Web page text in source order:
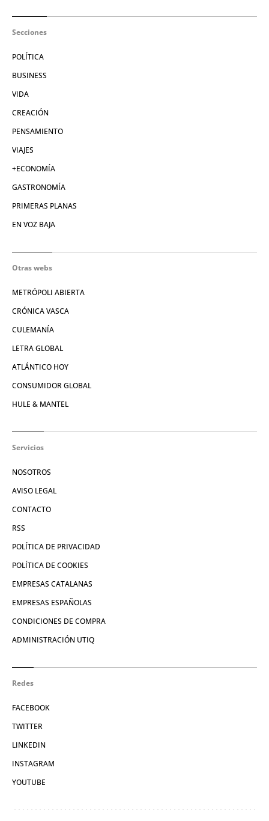
Secciones
POLÍTICA
BUSINESS
VIDA
CREACIÓN
PENSAMIENTO
VIAJES
+ECONOMÍA
GASTRONOMÍA
PRIMERAS PLANAS
EN VOZ BAJA
Otras webs
METRÓPOLI ABIERTA
CRÓNICA VASCA
CULEMANÍA
LETRA GLOBAL
ATLÁNTICO HOY
CONSUMIDOR GLOBAL
HULE & MANTEL
Servicios
NOSOTROS
AVISO LEGAL
CONTACTO
RSS
POLÍTICA DE PRIVACIDAD
POLÍTICA DE COOKIES
EMPRESAS CATALANAS
EMPRESAS ESPAÑOLAS
CONDICIONES DE COMPRA
ADMINISTRACIÓN UTIQ
Redes
FACEBOOK
TWITTER
LINKEDIN
INSTAGRAM
YOUTUBE